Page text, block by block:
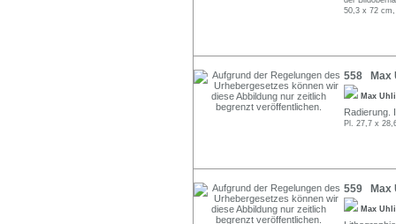
50,3 x 72
558 Max
Max
Radierung.
Pl. 27,7 x
559 Max
Max